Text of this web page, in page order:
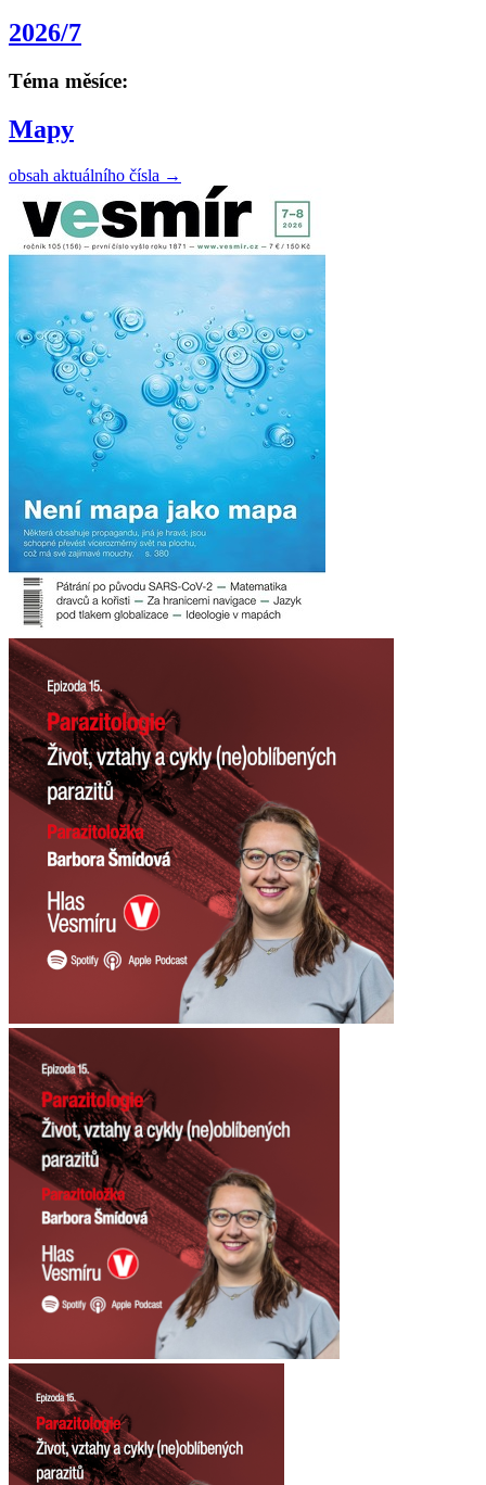
2026/7
Téma měsíce:
Mapy
obsah aktuálního čísla →